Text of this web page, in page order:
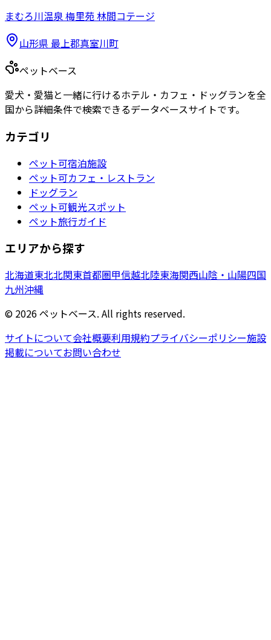
まむろ川温泉 梅里苑 林間コテージ
山形県 最上郡真室川町
ペットベース
愛犬・愛猫と一緒に行けるホテル・カフェ・ドッグランを全
国から詳細条件で検索できるデータベースサイトです。
カテゴリ
ペット可宿泊施設
ペット可カフェ・レストラン
ドッグラン
ペット可観光スポット
ペット旅行ガイド
エリアから探す
北海道東北北関東首都圏甲信越北陸東海関西山陰・山陽四国
九州沖縄
© 2026ペットベース. All rights reserved.
サイトについて会社概要利用規約プライバシーポリシー施設
掲載についてお問い合わせ